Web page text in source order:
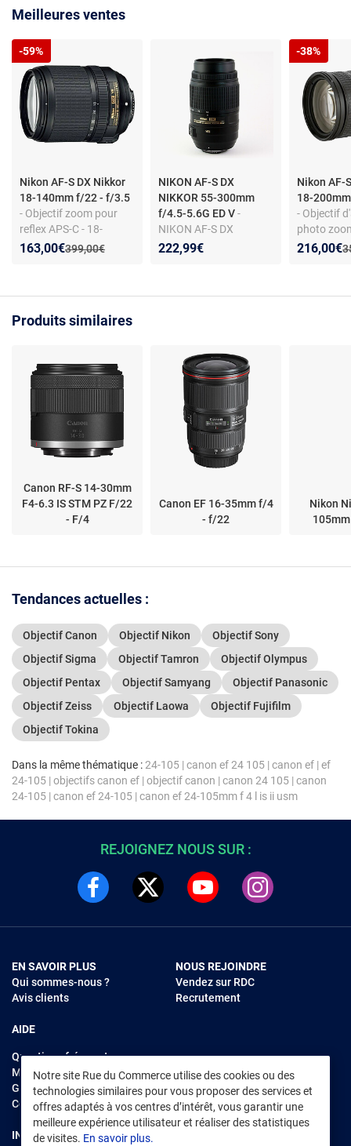
Meilleures ventes
Nikon AF-S DX Nikkor
18-140mm f/22 - f/3.5
- Objectif zoom pour
reflex APS-C - 18-
140mm - f/3.5-5.6 - VR
Ancien prix :
399,00€
Nouveau prix :
163,00€
Réduction de :
-59%
NIKON AF-S DX
NIKKOR 55-300mm
f/4.5-5.6G ED V-
NIKON AF-S DX
NIKKOR 55-300mm
222,99€
Nikon AF-
18-
- Objectif
photo
- Monture
Nouveau
216,00€
-38%
Produits similaires
Canon RF-S 14-30mm
F4-6.3 IS STM PZ F/22
- F/4
Canon EF 16-35mm f/4
- f/22
Nikon
Tendances actuelles :
Objectif Canon Objectif Nikon
Objectif Sony
Objectif Sigma
Objectif Tamron
Objectif Olympus
Objectif Pentax
Objectif Samyang
Objectif Panasonic
Objectif Zeiss
Objectif Laowa
Objectif Fujifilm
Objectif Tokina
Dans la même thématique :24-105 | canon ef 24 105 | canon ef | ef
24-105 | objectifs canon ef | objectif canon | canon 24 105 | canon
24-105 | canon ef 24-105 | canon ef 24-105mm f 4 l is ii usm
Notre site Rue du Commerce utilise des cookies ou des
technologies similaires pour vous proposer des services et
offres adaptés à vos centres d’intérêt, vous garantir une
meilleure expérience utilisateur et réaliser des statistiques
de visites. En savoir plus.
REJOIGNEZ NOUS SUR :
EN SAVOIR PLUS
Qui sommes-nous ?
Avis clients
AIDE
Questions fréquentes
Modes de règlements
Garantie et retours
Contacter Rue du Commerce
NOUS REJOINDRE
Vendez sur RDC
Recrutement
INFORMATIONS LÉGALES